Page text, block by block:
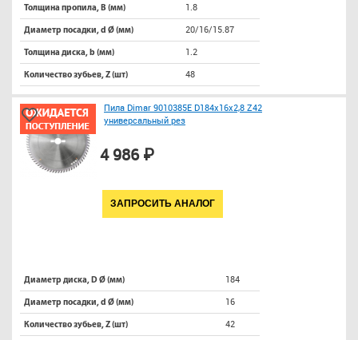
Толщина пропила, B (мм) 1.8
Диаметр посадки, d Ø (мм) 20/16/15.87
Толщина диска, b (мм) 1.2
Количество зубьев, Z (шт) 48
Пила Dimar 9010385E D184x16x2,8 Z42
универсальный рез
4 986 ₽
ЗАПРОСИТЬ АНАЛОГ
Диаметр диска, D Ø (мм) 184
Диаметр посадки, d Ø (мм) 16
Количество зубьев, Z (шт) 42